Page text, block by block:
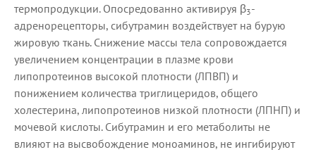
термопродукции. Опосредованно активируя β3-
адренорецепторы, сибутрамин воздействует на бурую
жировую ткань. Снижение массы тела сопровождается
увеличением концентрации в плазме крови
липопротеинов высокой плотности (ЛПВП) и
понижением количества триглицеридов, общего
холестерина, липопротеинов низкой плотности (ЛПНП) и
мочевой кислоты. Сибутрамин и его метаболиты не
влияют на высвобождение моноаминов, не ингибируют